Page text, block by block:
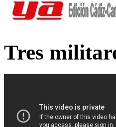
Tres